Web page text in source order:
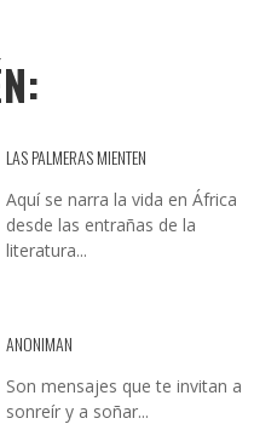
LAS PALMERAS MIENTEN
Aquí se narra la vida en África
desde las entrañas de la
literatura...
ANONIMAN
Son mensajes que te invitan a
sonreír y a soñar...